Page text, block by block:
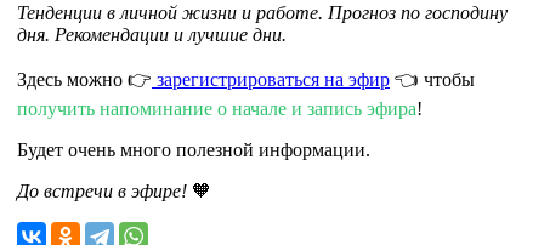
Тенденции в личной жизни и работе. Прогноз по господину
дня. Рекомендации и лучшие дни.
Здесь можно 👉 зарегистрироваться на эфир 👈 чтобы
получить напоминание о начале и запись эфира!
Будет очень много полезной информации.
До встречи в эфире! 🧡